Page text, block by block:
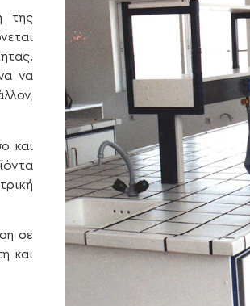
της
να
και
σε
και